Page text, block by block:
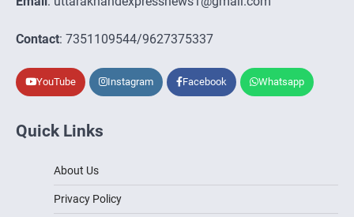
Contact: 7351109544/9627375337
YouTube Instagram Facebook Whatsapp
Quick Links
About Us
Privacy Policy